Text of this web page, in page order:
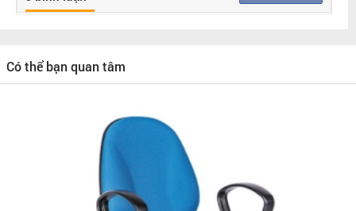
Có thể bạn quan tâm